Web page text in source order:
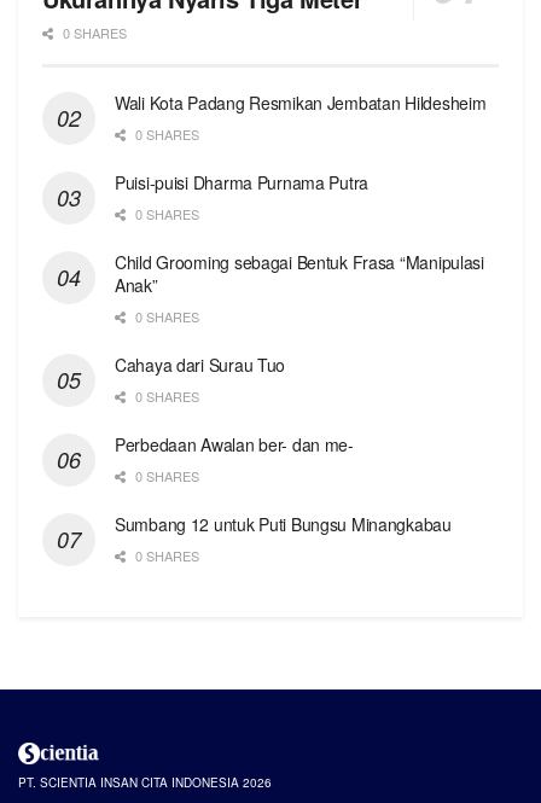
0 SHARES
Wali Kota Padang Resmikan Jembatan Hildesheim
0 SHARES
Puisi-puisi Dharma Purnama Putra
0 SHARES
Child Grooming sebagai Bentuk Frasa “Manipulasi
Anak”
0 SHARES
Cahaya dari Surau Tuo
0 SHARES
Perbedaan Awalan ber- dan me-
0 SHARES
Sumbang 12 untuk Puti Bungsu Minangkabau
0 SHARES
PT. SCIENTIA INSAN CITA INDONESIA 2026